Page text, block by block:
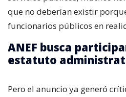
que no deberían existir
funcionarios públicos en
ANEF busca
estatuto
Pero el anuncio ya generó